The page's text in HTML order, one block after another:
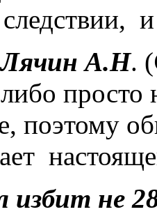
Лячин А.Н. (
просто
поэтому
избит не